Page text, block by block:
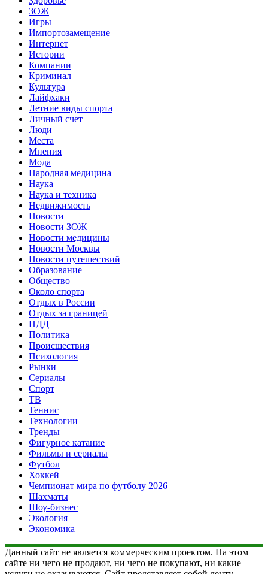
ЗОЖ
Игры
Импортозамещение
Интернет
Истории
Компании
Криминал
Культура
Лайфхаки
Летние виды спорта
Личный счет
Люди
Места
Мнения
Мода
Народная медицина
Наука
Наука и техника
Недвижимость
Новости
Новости ЗОЖ
Новости медицины
Новости Москвы
Новости путешествий
Образование
Общество
Около спорта
Отдых в России
Отдых за границей
ПДД
Политика
Происшествия
Психология
Рынки
Сериалы
Спорт
ТВ
Теннис
Технологии
Тренды
Фигурное катание
Фильмы и сериалы
Футбол
Хоккей
Чемпионат мира по футболу 2026
Шахматы
Шоу-бизнес
Экология
Экономика
Данный сайт не является коммерческим проектом. На этом
сайте ни чего не продают, ни чего не покупают, ни какие